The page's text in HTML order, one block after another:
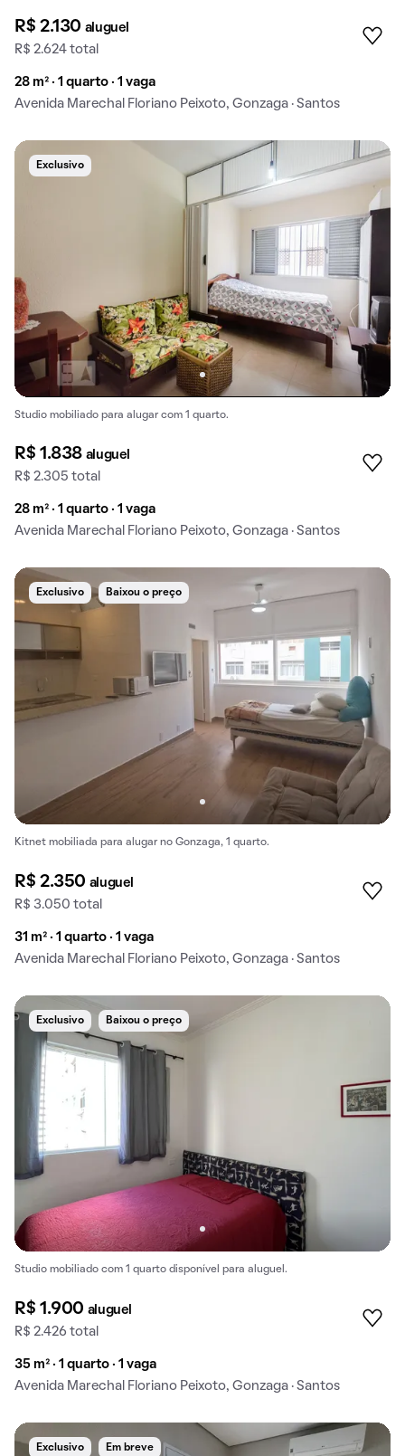
R$ 2.130 aluguel
R$ 2.624 total
28 m² · 1 quarto · 1 vaga
Avenida Marechal Floriano Peixoto, Gonzaga · Santos
Exclusivo
Studio mobiliado para alugar com 1 quarto.
R$ 1.838 aluguel
R$ 2.305 total
28 m² · 1 quarto · 1 vaga
Avenida Marechal Floriano Peixoto, Gonzaga · Santos
Exclusivo Baixou o preço
Kitnet mobiliada para alugar no Gonzaga, 1 quarto.
R$ 2.350 aluguel
R$ 3.050 total
31 m² · 1 quarto · 1 vaga
Avenida Marechal Floriano Peixoto, Gonzaga · Santos
Exclusivo Baixou o preço
Studio mobiliado com 1 quarto disponível para aluguel.
R$ 1.900 aluguel
R$ 2.426 total
35 m² · 1 quarto · 1 vaga
Avenida Marechal Floriano Peixoto, Gonzaga · Santos
Exclusivo Em breve